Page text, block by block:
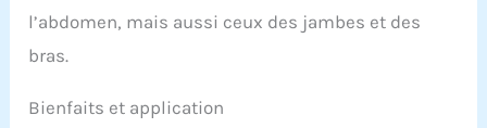
l’abdomen, mais aussi ceux des jambes et des
bras.
Bienfaits et application